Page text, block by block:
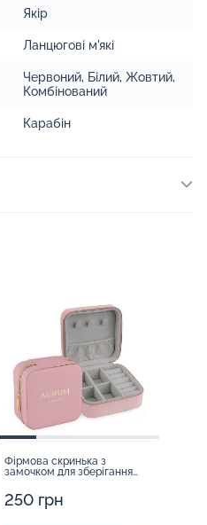
Якір
Ланцюгові м'які
Червоний, Білий, Жовтий,
Комбінований
Карабін
Фірмова скринька з
замочком для зберігання
250 грн